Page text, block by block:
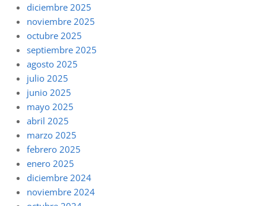
diciembre 2025
noviembre 2025
octubre 2025
septiembre 2025
agosto 2025
julio 2025
junio 2025
mayo 2025
abril 2025
marzo 2025
febrero 2025
enero 2025
diciembre 2024
noviembre 2024